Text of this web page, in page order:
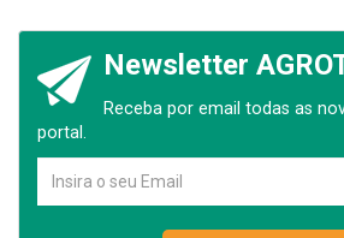
Newsletter
Receba por email todas as
portal.